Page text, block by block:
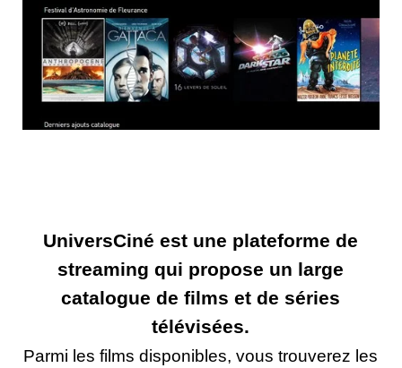
UniversCiné est une plateforme de
streaming qui propose un large
catalogue de films et de séries
télévisées.
Parmi les films disponibles, vous trouverez les